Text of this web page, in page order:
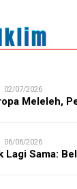
02/07/2026
Meleleh,
06/06/2026
Lagi Sama: